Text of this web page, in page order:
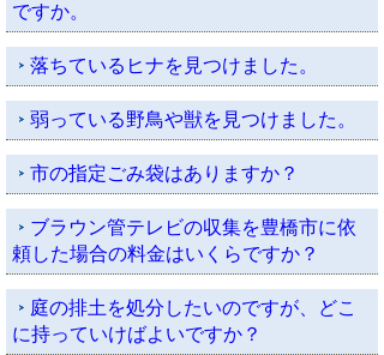
ですか。
落ちているヒナを見つけました。
弱っている野鳥や獣を見つけました。
市の指定ごみ袋はありますか？
ブラウン管テレビの収集を豊橋市に依
頼した場合の料金はいくらですか？
庭の排土を処分したいのですが、どこ
に持っていけばよいですか？